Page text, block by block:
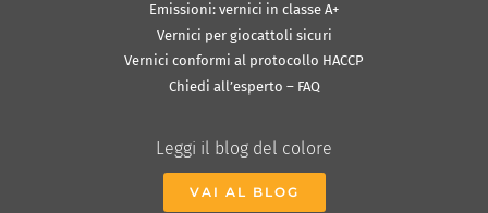
Emissioni: vernici in classe A+
Vernici per giocattoli sicuri
Vernici conformi al protocollo HACCP
Chiedi all’esperto – FAQ
Leggi il blog del colore
VAI AL BLOG